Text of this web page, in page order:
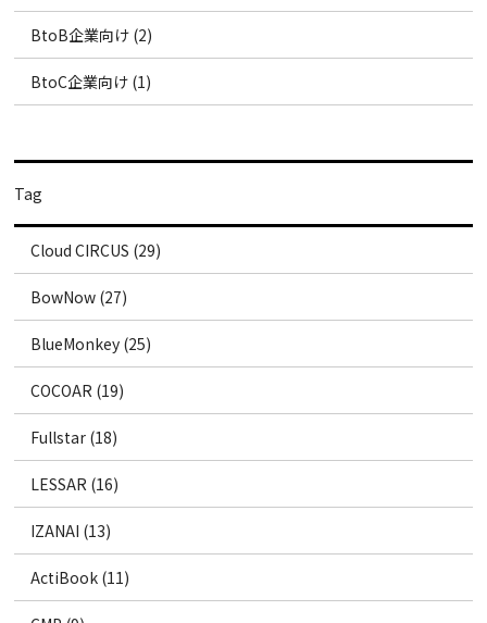
BtoB企業向け (2)
BtoC企業向け (1)
Tag
Cloud CIRCUS (29)
BowNow (27)
BlueMonkey (25)
COCOAR (19)
Fullstar (18)
LESSAR (16)
IZANAI (13)
ActiBook (11)